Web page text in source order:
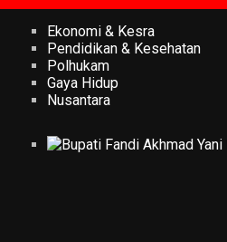
Ekonomi & Kesra
Pendidikan & Kesehatan
Polhukam
Gaya Hidup
Nusantara